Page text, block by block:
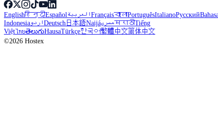
Englishहिन्दीEspañolالعربيةFrançaisবাংলাPortuguêsItalianoРусский
IndonesiaاردوDeutsch 日本語NaijáمصريमराठीTiếng
ViệtไทยతెలుగుHausaTürkçe한국어繁體中文简体中文
©2026 Hostex